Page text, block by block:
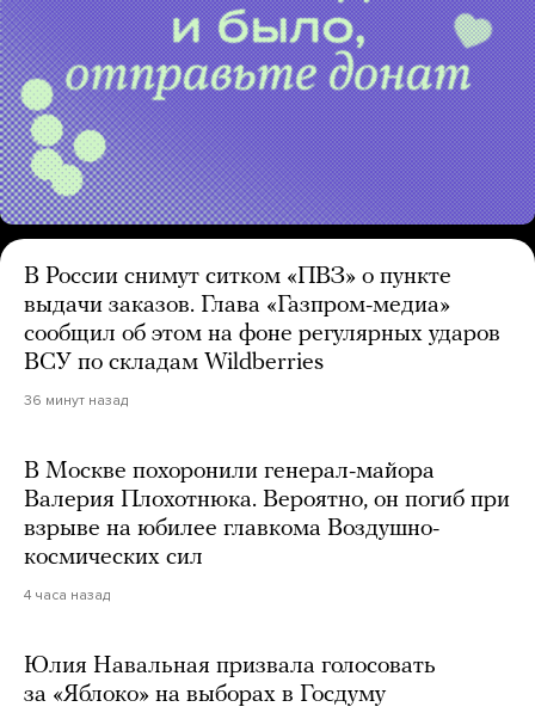
В России снимут ситком «ПВЗ» о пункте
выдачи заказов. Глава «Газпром-медиа»
сообщил об этом на фоне регулярных ударов
ВСУ по складам Wildberries
36 минут назад
В Москве похоронили генерал-майора
Валерия Плохотнюка. Вероятно, он погиб при
взрыве на юбилее главкома Воздушно-
космических сил
4 часа назад
Юлия Навальная призвала голосовать
за «Яблоко» на выборах в Госдуму